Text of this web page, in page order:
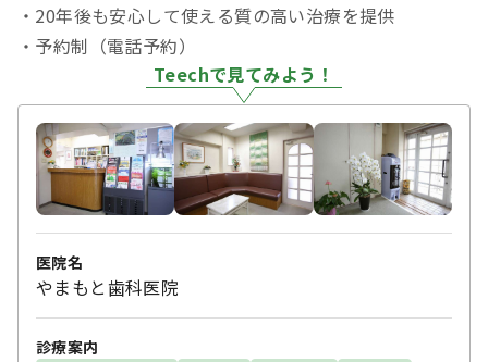
・20年後も安心して使える質の高い治療を提供
・予約制（電話予約）
Teechで見てみよう！
医院名
やまもと歯科医院
診療案内